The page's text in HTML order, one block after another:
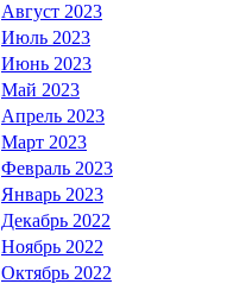
Август 2023
Июль 2023
Июнь 2023
Май 2023
Апрель 2023
Март 2023
Февраль 2023
Январь 2023
Декабрь 2022
Ноябрь 2022
Октябрь 2022